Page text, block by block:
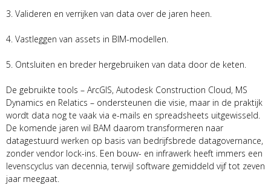
3. Valideren en verrijken van data over de jaren heen.
4. Vastleggen van assets in BIM-modellen.
5. Ontsluiten en breder hergebruiken van data door de keten.
De gebruikte tools – ArcGIS, Autodesk Construction Cloud, MS
Dynamics en Relatics – ondersteunen die visie, maar in de praktijk
wordt data nog te vaak via e-mails en spreadsheets uitgewisseld.
De komende jaren wil BAM daarom transformeren naar
datagestuurd werken op basis van bedrijfsbrede datagovernance,
zonder vendor lock-ins. Een bouw- en infrawerk heeft immers een
levenscyclus van decennia, terwijl software gemiddeld vijf tot zeven
jaar meegaat.